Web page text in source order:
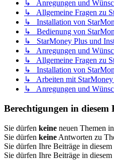
↳ Anregungen und
↳ Allgemeine Fragen zu
↳ Installation von
↳ Bedienung von
↳ StarMoney Plus und
↳ Anregungen und
↳ Allgemeine Fragen zu
↳ Installation von
↳ Arbeiten mit StarMoney
↳ Anregungen und
Berechtigungen in diesem
Sie dürfen keine neuen Themen
Sie dürfen keine Antworten zu
Sie dürfen Ihre Beiträge in
Sie dürfen Ihre Beiträge in